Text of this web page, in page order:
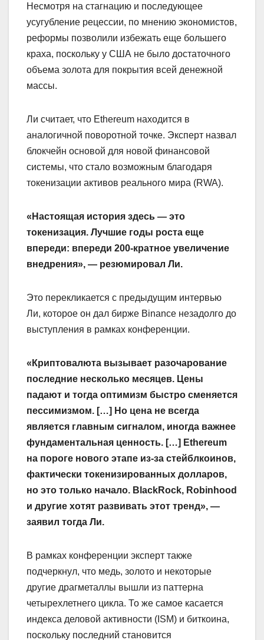
Несмотря на стагнацию и последующее
усугубление рецессии, по мнению экономистов,
реформы позволили избежать еще большего
краха, поскольку у США не было достаточного
объема золота для покрытия всей денежной
массы.
Ли считает, что Ethereum находится в
аналогичной поворотной точке. Эксперт назвал
блокчейн основой для новой финансовой
системы, что стало возможным благодаря
токенизации активов реального мира (RWA).
«Настоящая история здесь — это
токенизация. Лучшие годы роста еще
впереди: впереди 200-кратное увеличение
внедрения», — резюмировал Ли.
Это перекликается с предыдущим интервью
Ли, которое он дал бирже Binance незадолго до
выступления в рамках конференции.
«Криптовалюта вызывает разочарование
последние несколько месяцев. Цены
падают и тогда оптимизм быстро сменяется
пессимизмом. […] Но цена не всегда
является главным сигналом, иногда важнее
фундаментальная ценность. […] Ethereum
на пороге нового этапе из-за стейблкоинов,
фактически токенизированных долларов,
но это только начало. BlackRock, Robinhood
и другие хотят развивать этот тренд», —
заявил тогда Ли.
В рамках конференции эксперт также
подчеркнул, что медь, золото и некоторые
другие драгметаллы вышли из паттерна
четырехлетнего цикла. То же самое касается
индекса деловой активности (ISM) и биткоина,
поскольку последний становится